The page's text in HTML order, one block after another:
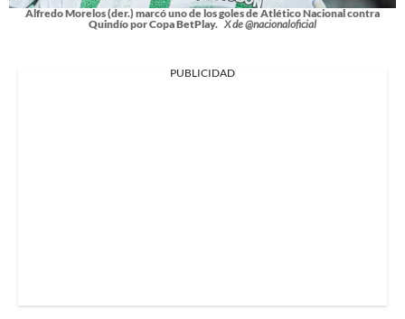
Alfredo Morelos (der.) marcó uno de los goles de Atlético Nacional contra
Quindío por Copa BetPlay. X de @nacionaloficial
PUBLICIDAD